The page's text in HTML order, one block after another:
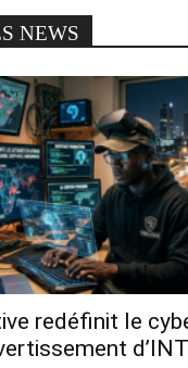
NEWS
redéfinit le